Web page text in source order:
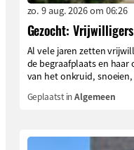
zo. 9 aug. 2026 om 06:26
Gezocht:
Al vele jaren zetten
de begraafplaats en
van het onkruid,
Geplaatst inAlgemeen